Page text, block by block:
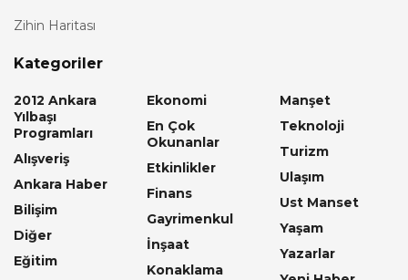
Zihin Haritası
Kategoriler
2012 Ankara
Yılbaşı
Programları
Alışveriş
Ankara Haber
Bilişim
Diğer
Eğitim
Ekonomi
En Çok
Okunanlar
Etkinlikler
Finans
Gayrimenkul
İnşaat
Konaklama
Manşet
Teknoloji
Turizm
Ulaşım
Ust Manset
Yaşam
Yazarlar